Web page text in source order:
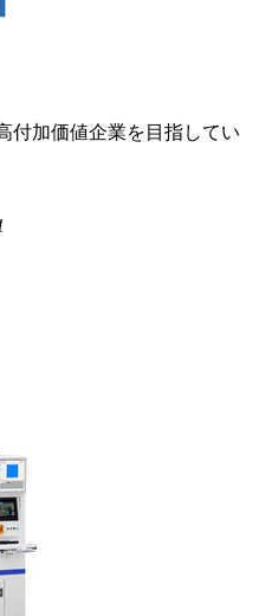
付加価値企業を目指してい